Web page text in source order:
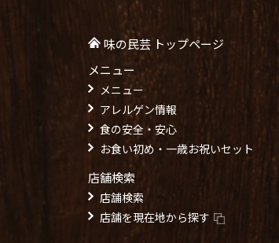
味の民芸 トップページ
メニュー
メニュー
アレルゲン情報
食の安全・安心
お食い初め・一歳お祝いセット
店舗検索
店舗検索
店舗を現在地から探す